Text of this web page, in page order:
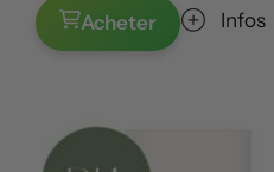
Acheter Infos